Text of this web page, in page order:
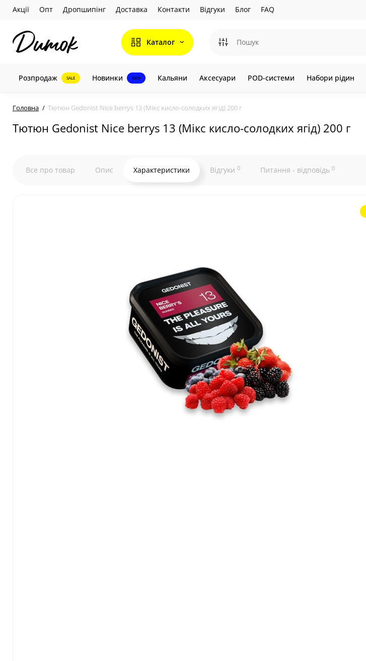
Акції Опт Дропшипінг Доставка Контакти Відгуки Блог FAQ
Каталог
Розпродаж SALE Новинки NEW Кальяни Аксесуари POD-системи Набори рідин
Головна Тютюн Gedonist Nice berrys 13 (Мікс кисло-солодких ягід) 200 г
Тютюн Gedonist Nice berrys 13 (Мікс кисло-солодких ягід) 200 г
Все про товар Опис Характеристики Відгуки 0 Питання - відповідь 0